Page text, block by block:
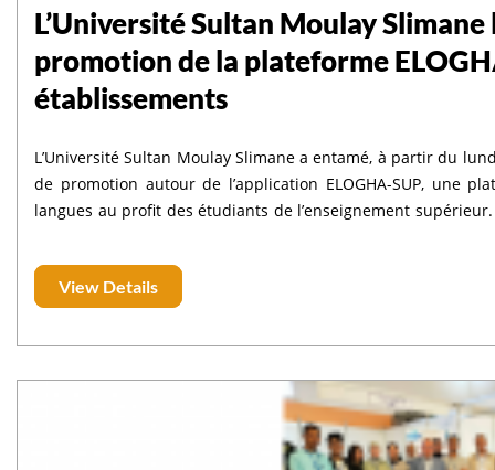
L’Université Sultan Moulay
promotion de la plateforme
établissements
L’Université Sultan Moulay Slimane a entamé, à partir du
de promotion autour de l’application ELOGHA-SUP, une
langues au profit des étudiants de l’enseignement supérieur. La tournée a débuté, dans une première
2026 à la Faculté d’Économie et de Gestion (FEG), puis à
chaque étape, des membres de l’équipe de la
dans leur prise en main et de promouvoir son
transformation digitale et du renforcement des
un levier essentiel pour leur réussite académique et leur
View Details